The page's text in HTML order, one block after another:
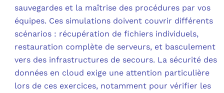
sauvegardes et la maîtrise des procédures par vos
équipes. Ces simulations doivent couvrir différents
scénarios : récupération de fichiers individuels,
restauration complète de serveurs, et basculement
vers des infrastructures de secours. La sécurité des
données en cloud exige une attention particulière
lors de ces exercices, notamment pour vérifier les